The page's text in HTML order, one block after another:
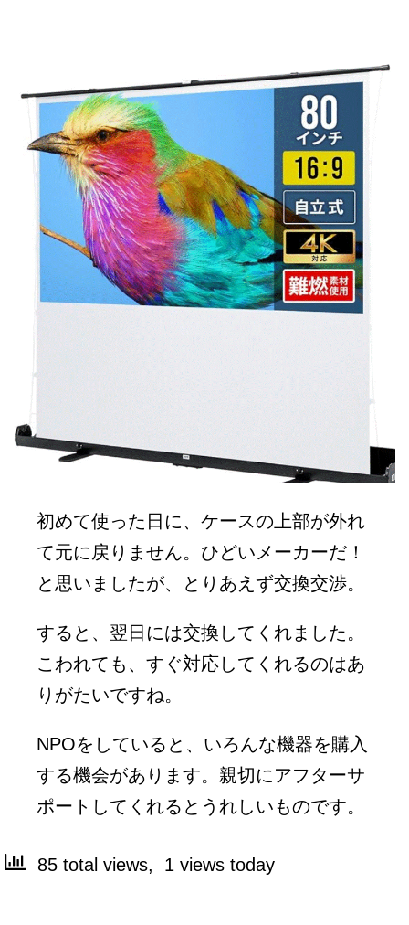
初めて使った日に、ケースの上部が外れ
て元に戻りません。ひどいメーカーだ！
と思いましたが、とりあえず交換交渉。
すると、翌日には交換してくれました。
こわれても、すぐ対応してくれるのはあ
りがたいですね。
NPOをしていると、いろんな機器を購入
する機会があります。親切にアフターサ
ポートしてくれるとうれしいものです。
85 total views, 1 views today